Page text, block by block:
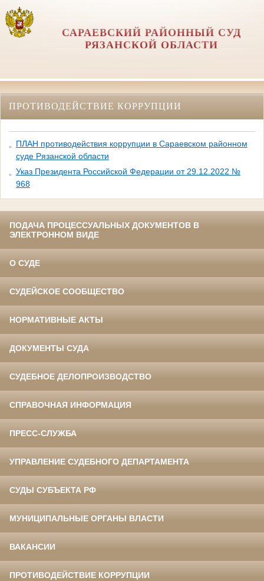
САРАЕВСКИЙ РАЙОННЫЙ СУД
РЯЗАНСКОЙ ОБЛАСТИ
ПРОТИВОДЕЙСТВИЕ КОРРУПЦИИ
ПЛАН противодействия коррупции в Сараевском районном
суде Рязанской области
Указ Президента Российской Федерации от 29.12.2022 №
968
ПОДАЧА ПРОЦЕССУАЛЬНЫХ ДОКУМЕНТОВ В
ЭЛЕКТРОННОМ ВИДЕ
О СУДЕ
СУДЕЙСКОЕ СООБЩЕСТВО
НОРМАТИВНЫЕ АКТЫ
ДОКУМЕНТЫ СУДА
СУДЕБНОЕ ДЕЛОПРОИЗВОДСТВО
СПРАВОЧНАЯ ИНФОРМАЦИЯ
ПРЕСС-СЛУЖБА
УПРАВЛЕНИЕ СУДЕБНОГО ДЕПАРТАМЕНТА
СУДЫ СУБЪЕКТА РФ
МУНИЦИПАЛЬНЫЕ ОРГАНЫ ВЛАСТИ
ВАКАНСИИ
ПРОТИВОДЕЙСТВИЕ КОРРУПЦИИ